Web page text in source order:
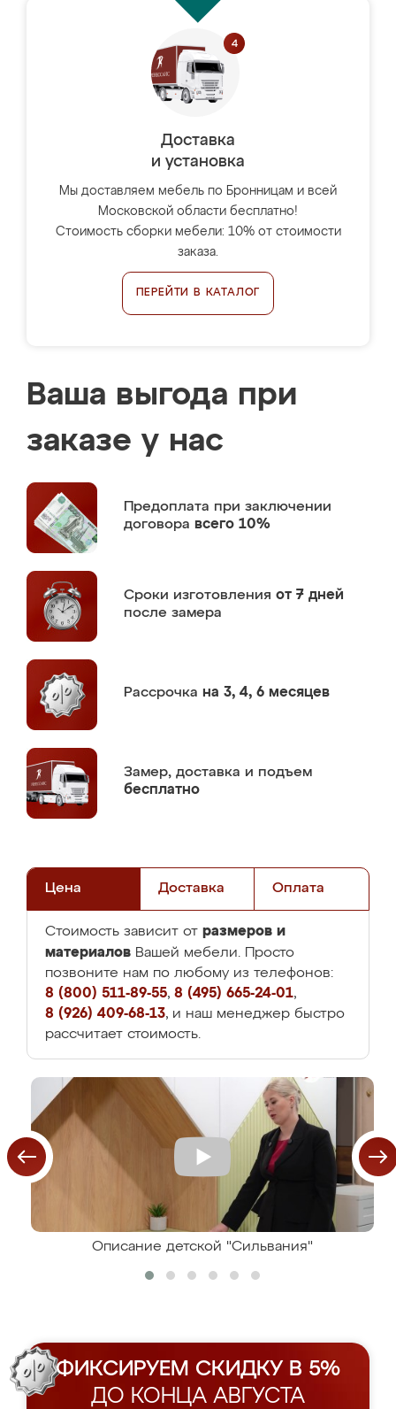
Доставка
и установка
Мы доставляем мебель по Бронницам и всей
Московской области бесплатно!
Стоимость сборки мебели: 10% от стоимости
заказа.
ПЕРЕЙТИ В КАТАЛОГ
Ваша выгода при
заказе у нас
Предоплата при заключении
договора всего 10%
Сроки изготовления от 7 дней
после замера
Рассрочка на 3, 4, 6 месяцев
Замер, доставка и подъем
бесплатно
Цена Доставка Оплата
Стоимость зависит от размеров и
материалов Вашей мебели. Просто
позвоните нам по любому из телефонов:
8 (800) 511-89-55, 8 (495) 665-24-01,
8 (926) 409-68-13, и наш менеджер быстро
рассчитает стоимость.
Описание детской "Сильвания"
ФИКСИРУЕМ СКИДКУ В 5%
ДО КОНЦА АВГУСТА